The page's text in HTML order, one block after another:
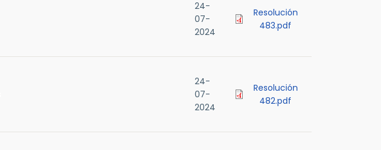
24-
07-
2024
Resolución
483.pdf
24-
07-
2024
Resolución
482.pdf